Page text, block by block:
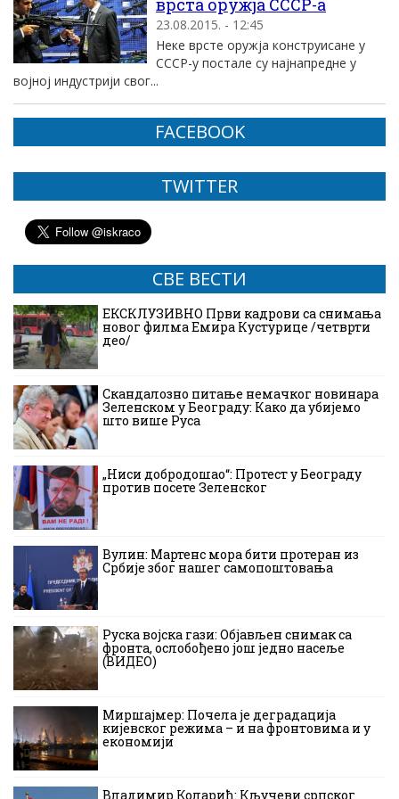
врста оружја СССР-а
23.08.2015. - 12:45
Неке врсте оружја конструисане у
СССР-у постале су најнапредне у
војној индустрији свог...
FACEBOOK
TWITTER
СВЕ ВЕСТИ
ЕКСКЛУЗИВНО Први кадрови са снимања
новог филма Емира Кустурице /четврти
део/
Скандалозно питање немачког новинара
Зеленском у Београду: Како да убијемо
што више Руса
„Ниси добродошао“: Протест у Београду
против посете Зеленског
Вулин: Мартенс мора бити протеран из
Србије због нашег самопоштовања
Руска војска гази: Објављен снимак са
фронта, ослобођено још једно насеље
(ВИДЕО)
Миршајмер: Почела је деградација
кијевског режима – и на фронтовима и у
економији
Владимир Коларић: Кључеви српског